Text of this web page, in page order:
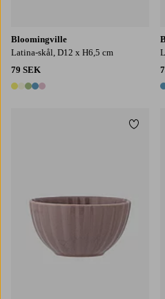
Bloomingville
Latina-skål, D12 x H6,5 cm
79 SEK
5 färger
Lägg